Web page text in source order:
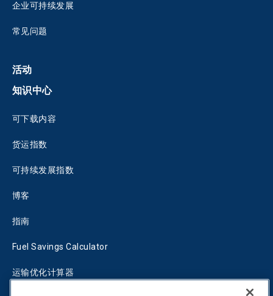
企业可持续发展
常见问题
活动
知识中心
可下载内容
货运指数
可持续发展指数
博客
指南
Fuel Savings Calculator
运输优化计算器